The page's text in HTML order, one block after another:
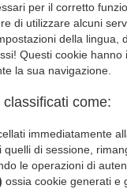
per il corretto
di utilizzare alcuni
della lingua,
Questi cookie
la sua navigazione.
come:
immediatamente
quelli di sessione,
le operazioni di
ossia cookie generati e